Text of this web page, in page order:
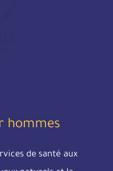
hommes
de santé aux